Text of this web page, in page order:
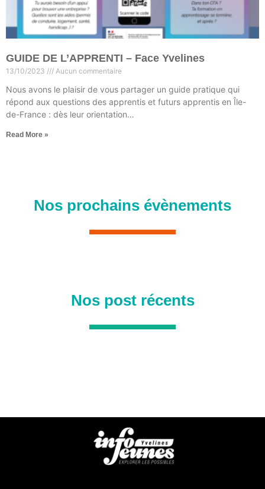
GUIDE DE L’APPRENTI – Face Yvelines
13/10/2023 Aucun commentaire
Nous avons le plaisir de vous partager un guide pratique qui
répond aux questions des apprentis et futurs apprentis en Île-
de-France : dès leur orientation…
Read More »
Nos prochains évènements
Nos post récents